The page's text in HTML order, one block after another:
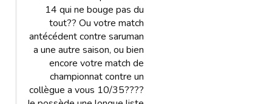
14 qui ne bouge pas du
tout?? Ou votre match
antécédent contre saruman
a une autre saison, ou bien
encore votre match de
championnat contre un
collègue a vous 10/35????